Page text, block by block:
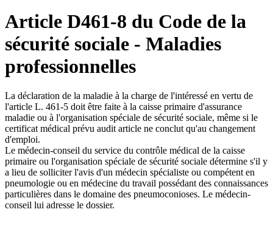
Article D461-8 du Code de la
sécurité sociale - Maladies
professionnelles
La déclaration de la maladie à la charge de l'intéressé en vertu de
l'article L. 461-5 doit être faite à la caisse primaire d'assurance
maladie ou à l'organisation spéciale de sécurité sociale, même si le
certificat médical prévu audit article ne conclut qu'au changement
d'emploi.
Le médecin-conseil du service du contrôle médical de la caisse
primaire ou l'organisation spéciale de sécurité sociale détermine s'il y
a lieu de solliciter l'avis d'un médecin spécialiste ou compétent en
pneumologie ou en médecine du travail possédant des connaissances
particulières dans le domaine des pneumoconioses. Le médecin-
conseil lui adresse le dossier.